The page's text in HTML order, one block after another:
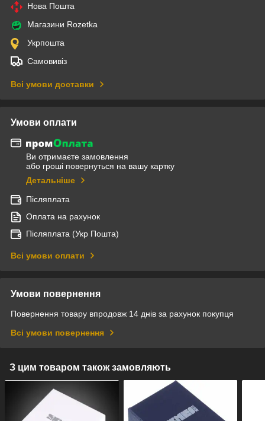
Нова Пошта
Магазини Rozetka
Укрпошта
Самовивіз
Всі умови доставки
Умови оплати
Ви отримаєте замовлення
або гроші повернуться на вашу картку
Детальніше
Післяплата
Оплата на рахунок
Післяплата (Укр Пошта)
Всі умови оплати
Умови повернення
Повернення товару впродовж 14 днів за рахунок покупця
Всі умови повернення
З цим товаром також замовляють